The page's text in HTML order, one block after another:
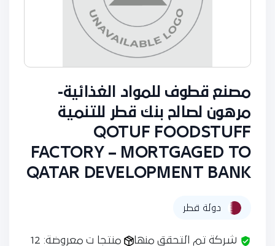
مصنع قطوف للمواد الغذائية-
مرهون لصالح بنك قطر للتنمية
QOTUF FOODSTUFF
FACTORY – MORTGAGED TO
QATAR DEVELOPMENT BANK
دولة قطر
شركة تم التحقق منها منتجا ت معروضة: 12